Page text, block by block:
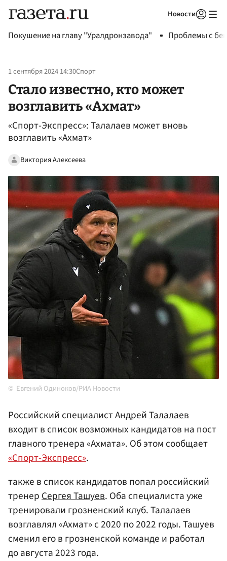
Новости
Покушение на главу "Уралдронзавода" Проблемы с
1 сентября 2024 14:30Спорт
Стало известно, кто может
возглавить «Ахмат»
«Спорт-Экспресс»: Талалаев может вновь
возглавить «Ахмат»
Виктория Алексеева
Евгений Одиноков/РИА Новости
Российский специалист АндрейТалалаев
входит в список возможных кандидатов на пост
главного тренера «Ахмата». Об этом сообщает
«Спорт-Экспресс».
также в список кандидатов попал российский
тренерСергея Ташуев. Оба специалиста уже
тренировали грозненский клуб. Талалаев
возглавлял «Ахмат» с 2020 по 2022 годы. Ташуев
сменил его в грозненской команде и работал
до августа 2023 года.